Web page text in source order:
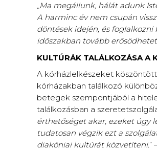
„Ma megállunk, hálát adunk
A harminc év nem csupán
döntések idején, és
időszakban tovább
KULTÚRÁK TALÁLKOZÁSA A
A kórházlelkészeket
kórházakban találkozó
betegek szempontjából a
találkozásban a
érthetőséget akar, ezeket úgy
tudatosan végzik ezt a
diakóniai kultúrát közvetíteni.”